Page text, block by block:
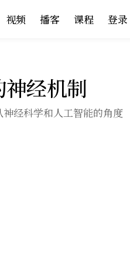
视频 播客 课程 登录
经机制
经科学和人工智能的角度